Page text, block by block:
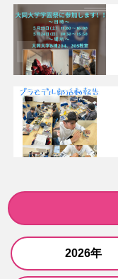
2026年